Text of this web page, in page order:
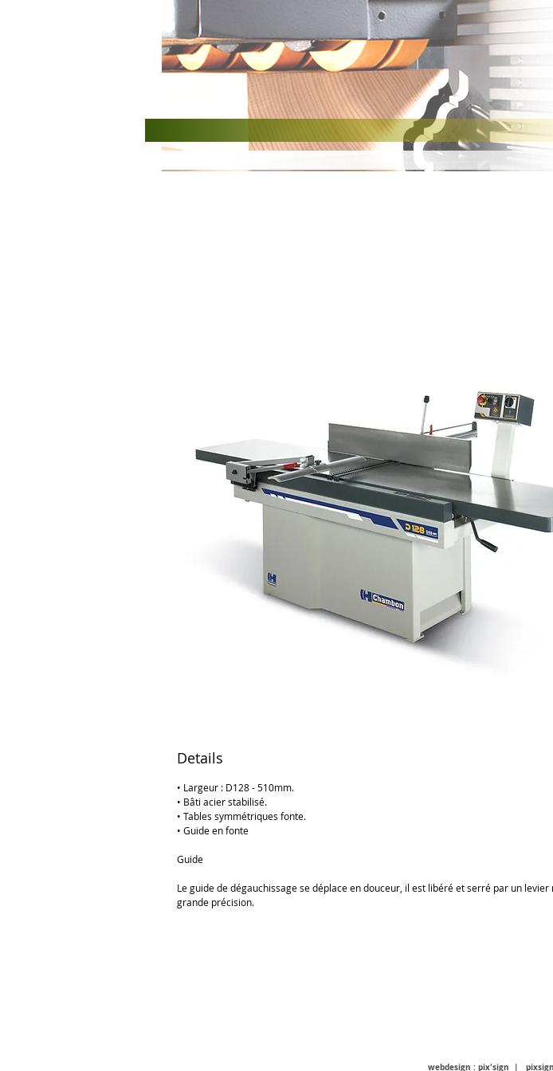
Details
• Largeur : D128 - 510mm.
• Bâti acier stabilisé.
• Tables symmétriques fonte.
• Guide en fonte
Guide
Le guide de dégauchissage se déplace en douceur, il est libéré et serré par un levier
grande précision.
webdesign : pix'sign |